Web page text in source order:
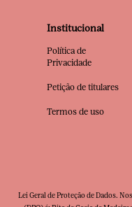
Institucional
Política de
Privacidade
Petição de titulares
Termos de uso
Lei Geral de Proteção de Dados.